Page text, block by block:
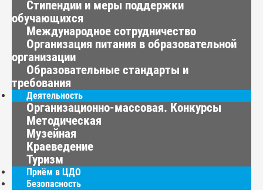
Стипендии и меры поддержки
обучающихся
Международное сотрудничество
Организация питания в образовательной
организации
Образовательные стандарты и
требования
Деятельность
Организационно-массовая. Конкурсы
Методическая
Музейная
Краеведение
Туризм
Приём в ЦДО
Безопасность